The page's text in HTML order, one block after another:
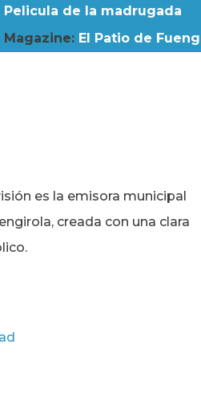
Pelicula de la madrugada
Magazine: El Patio de
es la emisora municipal
creada con una clara